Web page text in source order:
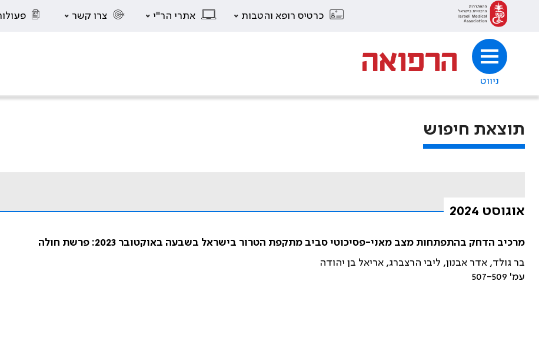
כרטיס רופא והטבות אתרי הר"י צרו קשר
ניווט
תוצאת חיפוש
אוגוסט 2024
מרכיב הדחק בהתפתחות מצב מאני-פסיכוטי סביב מתקפת הטרור בישראל בשבעה באוקטובר 2023: פרשת חולה
בר גולד, אדר אבנון, ליבי הרצברג, אריאל בן יהודה
עמ' 507-509